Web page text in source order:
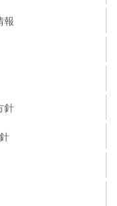
報
針